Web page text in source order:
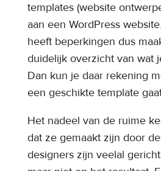
templates (website
aan een WordPress
heeft beperkingen dus
duidelijk overzicht van wat
Dan kun je daar rekening
een geschikte template
Het nadeel van de ruime
dat ze gemaakt zijn door
designers zijn veelal